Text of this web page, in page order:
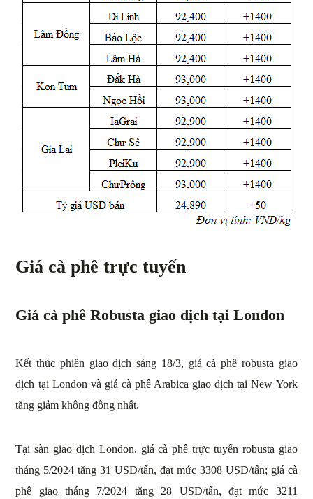
Giá cà phê trực tuyến
Giá cà phê Robusta giao dịch tại London
Kết thúc phiên giao dịch sáng 18/3, giá cà phê robusta giao
dịch tại London và giá cà phê Arabica giao dịch tại New York
tăng giảm không đồng nhất.
Tại sàn giao dịch London, giá cà phê trực tuyến robusta giao
tháng 5/2024 tăng 31 USD/tấn, đạt mức 3308 USD/tấn; giá cà
phê giao tháng 7/2024 tăng 28 USD/tấn, đạt mức 3211